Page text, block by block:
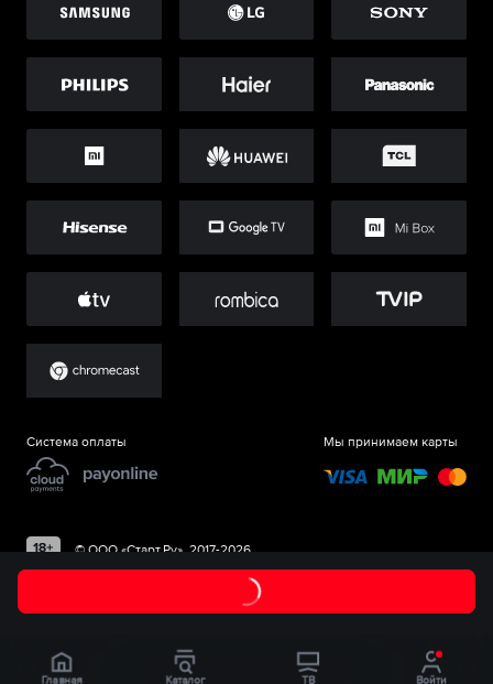
Система оплаты Мы принимаем карты
©ООО «Старт.Ру», 2017-2026
Главная Каталог ТВ Войти